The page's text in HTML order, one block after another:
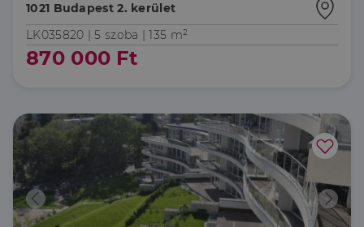
1021 Budapest 2. kerület
LK035820 |5 szoba | 135 m²
870 000 Ft